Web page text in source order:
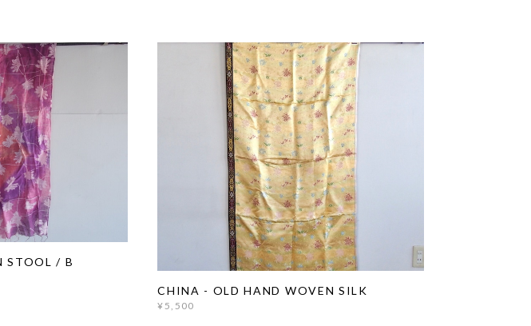
STOOL / B
CHINA - OLD HAND WOVEN SILK
¥5,500